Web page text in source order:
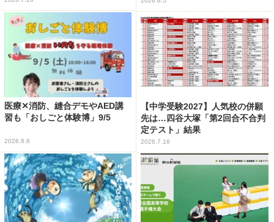
医療✕消防、縫合デモやAED講
習も「おしごと体験博」9/5
2026.8.6
【中学受験2027】人気校の併願
先は…四谷大塚「第2回合不合判
定テスト」結果
2026.7.16